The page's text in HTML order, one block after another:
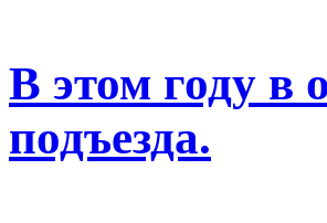
В этом году в
подъезда.